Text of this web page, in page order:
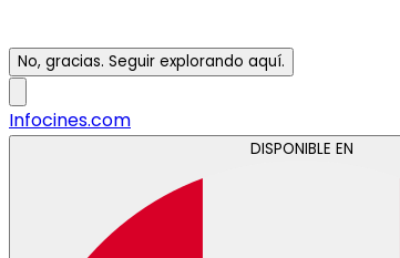
No, gracias. Seguir explorando aquí.
Infocines.com
DISPONIBLE EN